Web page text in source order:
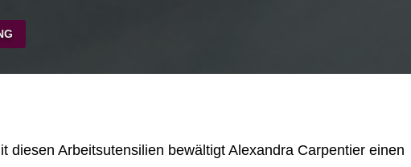
diesen Arbeitsutensilien bewältigt Alexandra Carpentier einen